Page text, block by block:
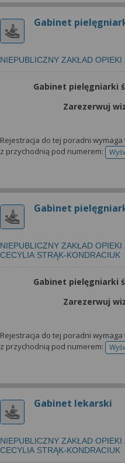
Gabinet
NIEPUBLICZNY ZAKŁAD
Gabinet pielęgniarki
Zarezerwuj
Rejestracja do tej poradni
z przychodnią pod numerem:
Gabinet
NIEPUBLICZNY ZAKŁAD
CECYLIA STRĄK-KONDRACIUK
Gabinet pielęgniarki
Zarezerwuj
Rejestracja do tej poradni
z przychodnią pod numerem:
Gabinet lekarski
NIEPUBLICZNY ZAKŁAD
CECYLIA STRĄK-KONDRACIUK